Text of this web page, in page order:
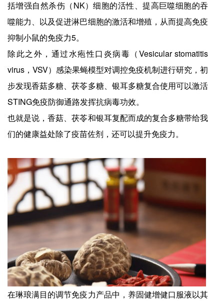
括增强自然杀伤（NK）细胞的活性、提高巨噬细胞的吞
噬能力、以及促进淋巴细胞的激活和增殖，从而提高免疫
抑制小鼠的免疫力5。
除此之外，通过水疱性口炎病毒（Vesicular stomatitis
virus，VSV）感染果蝇模型对调控免疫机制进行研究，初
步发现香菇多糖、茯苓多糖、银耳多糖复合使用可以激活
STING免疫防御通路发挥抗病毒功效。
也就是说，香菇、茯苓和银耳复配而成的复合多糖带给我
们的健康益处除了疫苗佐剂，还可以提升免疫力。
在琳琅满目的调节免疫力产品中，养固健增健口服液以其